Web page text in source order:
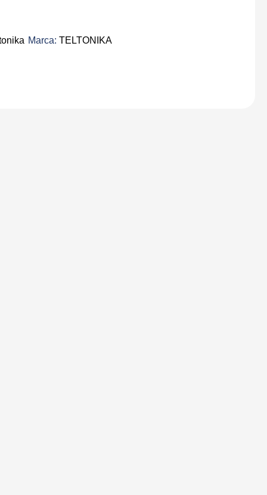
Marca: TELTONIKA